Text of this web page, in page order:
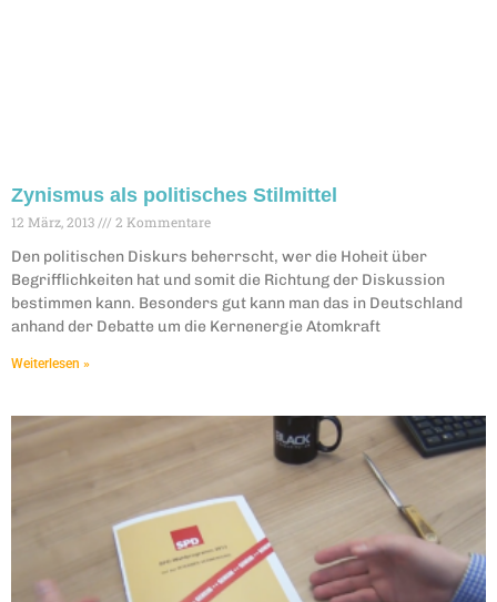
Zynismus als politisches Stilmittel
12 März, 2013 2 Kommentare
Den politischen Diskurs beherrscht, wer die Hoheit über
Begrifflichkeiten hat und somit die Richtung der Diskussion
bestimmen kann. Besonders gut kann man das in Deutschland
anhand der Debatte um die Kernenergie Atomkraft
Weiterlesen »